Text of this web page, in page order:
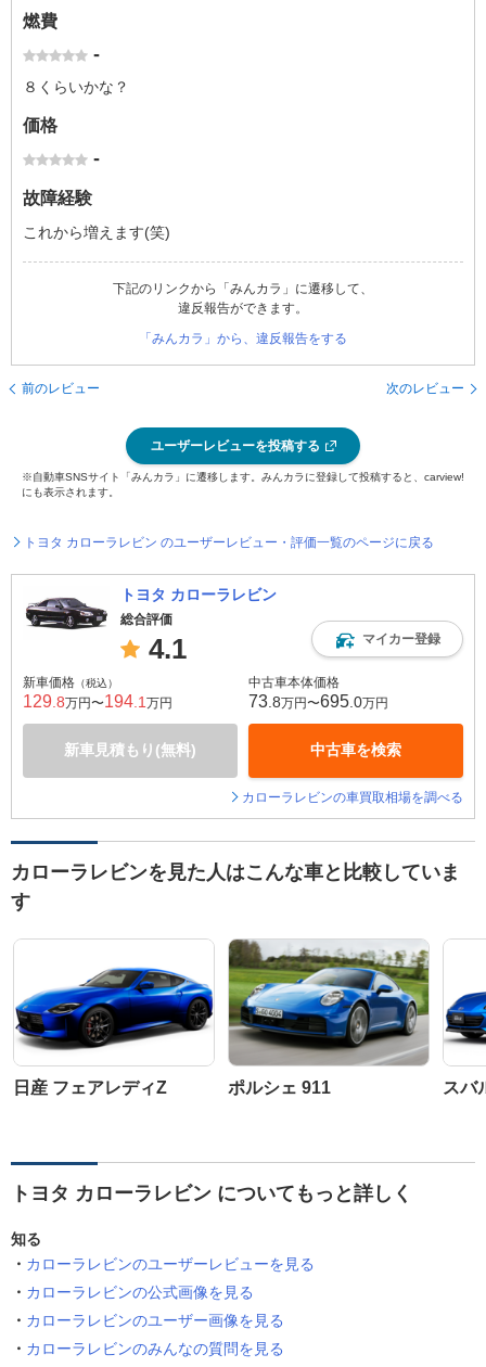
燃費
-
８くらいかな？
価格
-
故障経験
これから増えます(笑)
下記のリンクから「みんカラ」に遷移して、
違反報告ができます。
「みんカラ」から、違反報告をする
前のレビュー 次のレビュー
ユーザーレビューを投稿する
※自動車SNSサイト「みんカラ」に遷移します。みんカラに登録して投稿すると、carview!
にも表示されます。
トヨタ カローラレビン のユーザーレビュー・評価一覧のページに戻る
トヨタ カローラレビン
総合評価
4.1 マイカー登録
新車価格 （税込）
129 .8万円〜194 .1 万円
新車見積もり(無料)
中古車本体価格
73 .8万円〜695 .0万円
中古車を検索
カローラレビンの車買取相場を調べる
カローラレビンを見た人はこんな車と比較していま
す
日産 フェアレディZ ポルシェ 911 スバ
トヨタ カローラレビン についてもっと詳しく
知る
カローラレビンのユーザーレビューを見る
カローラレビンの公式画像を見る
カローラレビンのユーザー画像を見る
カローラレビンのみんなの質問を見る